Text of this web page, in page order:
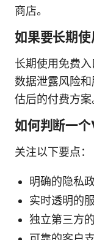
商店。
如果要长期使
长期使用免费入
数据泄露风险
估后的付费方案
如何判断一个
关注以下要点：
明确的隐私
实时透明的
独立第三方